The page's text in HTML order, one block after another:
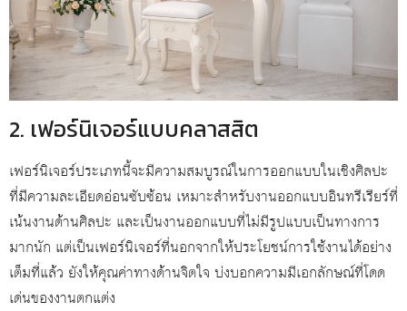
2. เฟอร์นิเจอร์แบบคลาสสิต
เฟอร์นิเจอร์ประเภทนี้จะมีความสมบูรณ์ในการออกแบบในเชิงศิลปะ
ที่มีความละเอียดอ่อนซับซ้อน เหมาะสำหรับงานออกแบบอินทรีเรียร์ที่
เน้นงานด้านศิลปะ และเป็นงานออกแบบที่ไม่มีรูปแบบเป็นทางการ
มากนัก แต่เป็นเฟอร์นิเจอร์ที่นอกจากให้ประโยชน์การใช้งานได้อย่าง
เต็มที่แล้ว ยังให้คุณค่าทางด้านจิตใจ บ่งบอกความมีเอกลักษณ์ที่โดด
เด่นของงานตกแต่ง